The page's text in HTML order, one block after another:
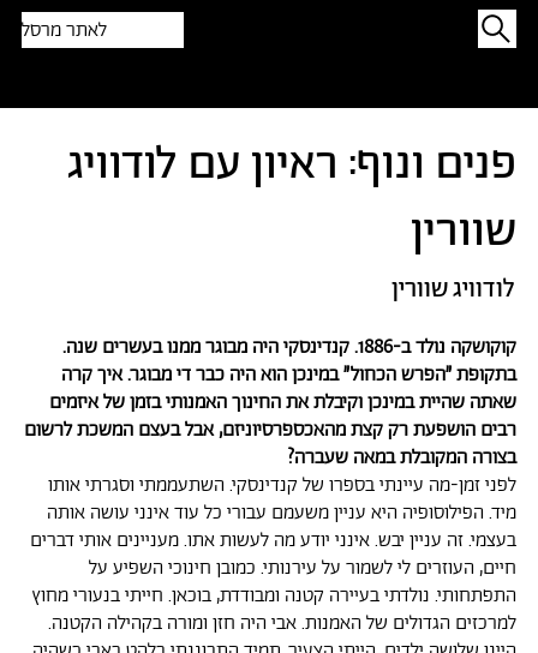
לאתר מרסל
קוקושקה נולד ב-1886. קנדינסקי היה מבוגר ממנו בעשרים שנה.
בתקופת ״הפרש הכחול״ במינכן הוא היה כבר די מבוגר. איך קרה
שאתה שהיית במינכן וקיבלת את החינוך האמנותי בזמן של איזמים
רבים הושפעת רק קצת מהאכספרסיוניזם, אבל בעצם המשכת לרשום
בצורה המקובלת במאה שעברה?
לפני זמן-מה עיינתי בספרו של קנדינסקי. השתעממתי וסגרתי אותו
מיד. הפילוסופיה היא עניין משעמם עבורי כל עוד אינני עושה אותה
בעצמי. זה עניין יבש. אינני יודע מה לעשות אתו. מעניינים אותי דברים
חיים, העוזרים לי לשמור על עירנותי. כמובן חינוכי השפיע על
התפתחותי. נולדתי בעיירה קטנה ומבודדת, בוכאן. חייתי בנעורי מחוץ
למרכזים הגדולים של האמנות. אבי היה חזן ומורה בקהילה הקטנה.
פנים ונוף: ראיון עם לודוויג
שוורין
לודוויג שוורין